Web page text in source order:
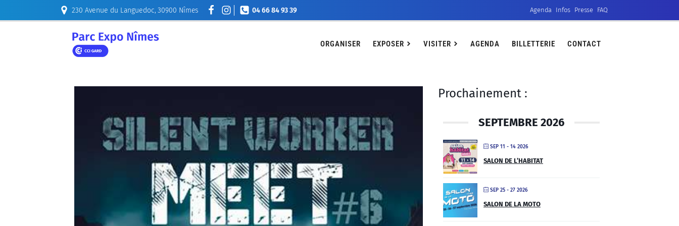
230 Avenue du Languedoc, 30900 Nîmes 04 66 84 93 39 Agenda Infos Presse FAQ
Agenda Billetterie Contact
ORGANISER EXPOSER VISITER AGENDA BILLETTERIE CONTACT
Prochainement :
SEPTEMBRE 2026
SEP 11 - 14 2026
SALON DE L’HABITAT
SEP 25 - 27 2026
SALON DE LA MOTO